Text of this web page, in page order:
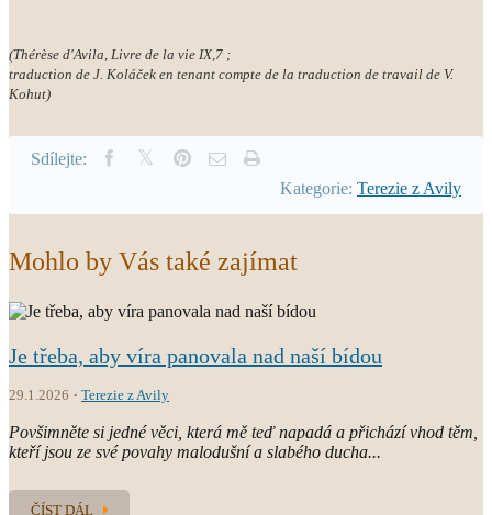
(Thérèse d'Avila, Livre de la vie IX,7 ;
traduction de J. Koláček en tenant compte de la traduction de travail de V.
Kohut)
Sdílejte:
Kategorie: Terezie z Avily
Mohlo by Vás také zajímat
Je třeba, aby víra panovala nad naší bídou
29.1.2026 Terezie z Avily
Povšimněte si jedné věci, která mě teď napadá a přichází vhod těm,
kteří jsou ze své povahy malodušní a slabého ducha...
ČÍST DÁL